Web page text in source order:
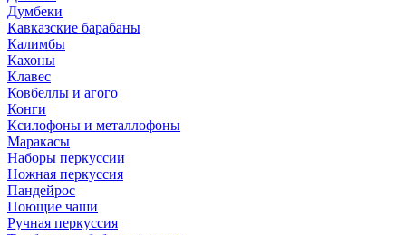
Думбеки
Кавказские барабаны
Калимбы
Кахоны
Клавес
Ковбеллы и агого
Конги
Ксилофоны и металлофоны
Маракасы
Наборы перкуссии
Ножная перкуссия
Пандейрос
Поющие чаши
Ручная перкуссия